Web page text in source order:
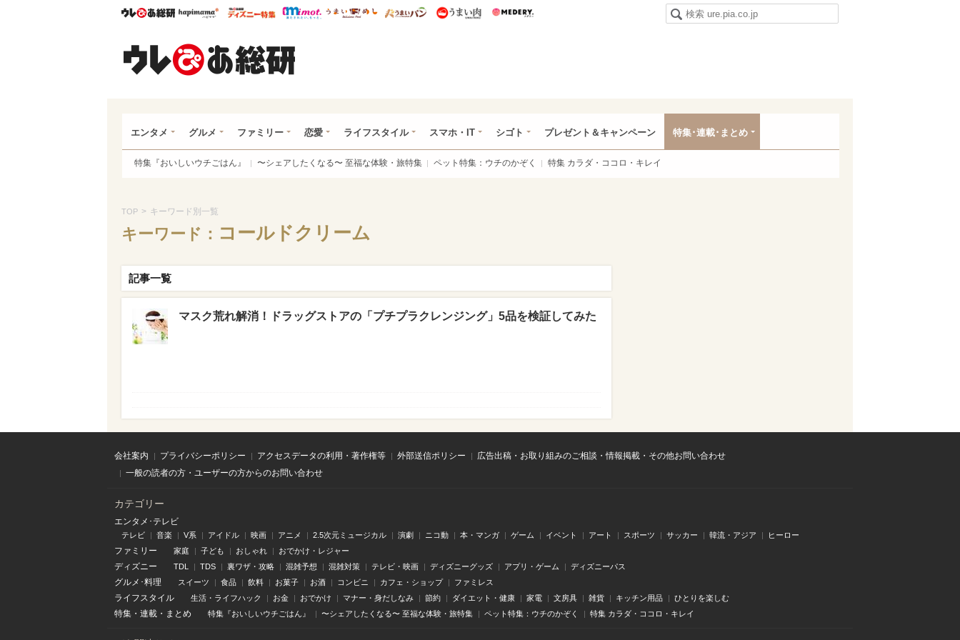
ウレぴあ総研ハピママ* ウレぴあ総研 ディズニー特集
mimot. うまいめし うまいパン うまい肉
エンタメ グルメ ファミリー 恋愛 ライフスタイル スマホ・IT シゴト プレゼント＆キャンペーン 特集･連載･まとめ
特集『おいしいウチごはん』 〜シェアしたくなる〜 至福な体験・旅特集 ペット特集：ウチのかぞく 特集 カラダ・ココロ・キレイ
TOP > キーワード別一覧
キーワード： コールドクリーム
記事一覧
マスク荒れ解消！ドラッグストアの「プチプラクレンジング」5品を検証してみた
会社案内 プライバシーポリシー アクセスデータの利用・著作権等 外部送信ポリシー
広告出稿・お取り組みのご相談・情報掲載・その他お問い合わせ
一般の読者の方・ユーザーの方からのお問い合わせ
カテゴリー
エンタメ･テレビ
テレビ 音楽 V系 アイドル 映画 アニメ 2.5次元ミュージカル 演劇 ニコ動 本・マンガ ゲーム イベント アート スポーツ サッカー 韓流・アジア ヒーロー
ファミリー 家庭 子ども おしゃれ おでかけ・レジャー
ディズニー TDL TDS 裏ワザ・攻略 混雑予想 混雑対策 テレビ・映画 ディズニーグッズ アプリ・ゲーム ディズニーパス
グルメ･料理 スイーツ 食品 飲料 お菓子 お酒 コンビニ カフェ・ショップ ファミレス
ライフスタイル 生活・ライフハック お金 おでかけ マナー・身だしなみ 節約 ダイエット・健康 家電 文房具 雑貨 キッチン用品 ひとりを楽しむ
特集 ・ 連載 ・ まとめ 特集『おいしいウチごはん』 〜シェアしたくなる〜 至福な体験・旅特集 ペット特集：ウチのかぞく 特集 カラダ・ココロ・キレイ